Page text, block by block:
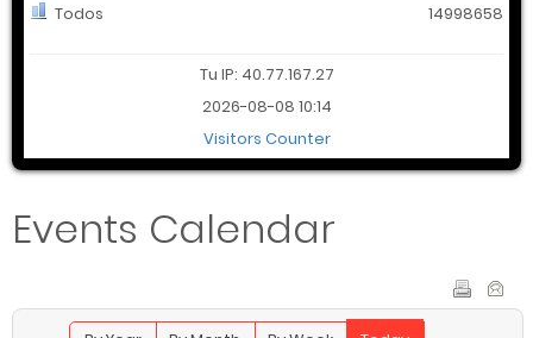
Todos
14998658
Tu IP: 40.77.167.27
2026-08-08 10:14
Visitors Counter
Events Calendar